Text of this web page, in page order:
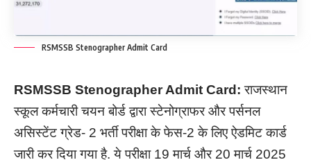
RSMSSB Stenographer Admit Card
RSMSSB Stenographer Admit Card: राजस्थान
स्कूल कर्मचारी चयन बोर्ड द्वारा स्टेनोग्राफर और पर्सनल
असिस्टेंट ग्रेड- 2 भर्ती परीक्षा के फेस-2 के लिए ऐडमिट कार्ड
जारी कर दिया गया है. ये परीक्षा 19 मार्च और 20 मार्च 2025